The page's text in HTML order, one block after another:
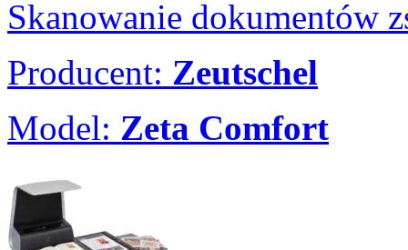
Skanowanie dokumentów
Producent: Zeutschel
Model: Zeta Comfort